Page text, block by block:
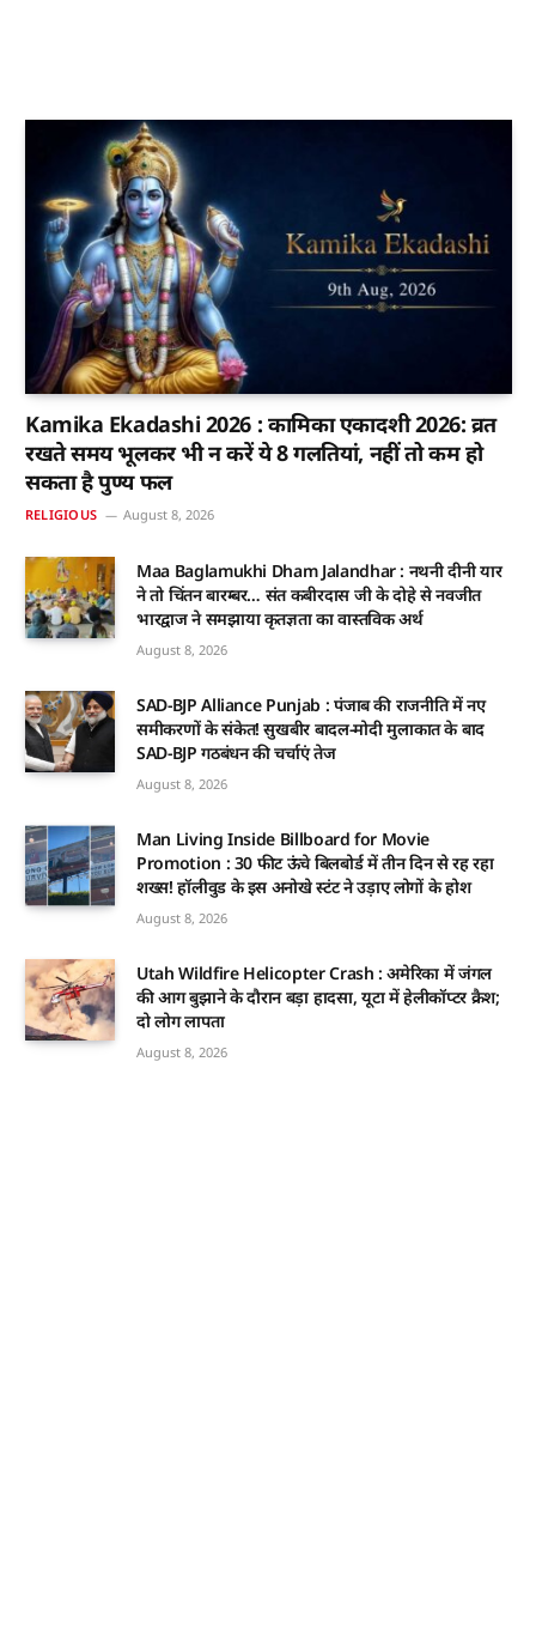
Kamika Ekadashi 2026 : कामिका एकादशी 2026: व्रत
रखते समय भूलकर भी न करें ये 8 गलतियां, नहीं तो कम हो
सकता है पुण्य फल
RELIGIOUS August 8, 2026
Maa Baglamukhi Dham Jalandhar : नथनी दीनी यार
ने तो चिंतन बारम्बर… संत कबीरदास जी के दोहे से नवजीत
भारद्वाज ने समझाया कृतज्ञता का वास्तविक अर्थ
August 8, 2026
SAD-BJP Alliance Punjab : पंजाब की राजनीति में नए
समीकरणों के संकेत! सुखबीर बादल-मोदी मुलाकात के बाद
SAD-BJP गठबंधन की चर्चाएं तेज
August 8, 2026
Man Living Inside Billboard for Movie
Promotion : 30 फीट ऊंचे बिलबोर्ड में तीन दिन से रह रहा
शख्स! हॉलीवुड के इस अनोखे स्टंट ने उड़ाए लोगों के होश
August 8, 2026
Utah Wildfire Helicopter Crash : अमेरिका में जंगल
की आग बुझाने के दौरान बड़ा हादसा, यूटा में हेलीकॉप्टर क्रैश;
दो लोग लापता
August 8, 2026